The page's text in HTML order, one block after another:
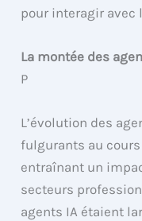
pour interagir avec
La montée des
P
L’évolution des
fulgurants au
entraînant un
secteurs
agents IA étaient